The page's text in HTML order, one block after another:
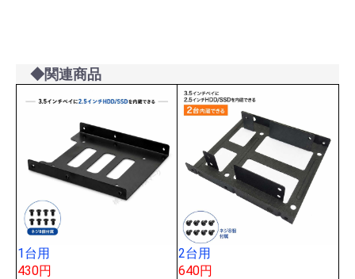
◆関連商品
1台用
430円
2台用
640円